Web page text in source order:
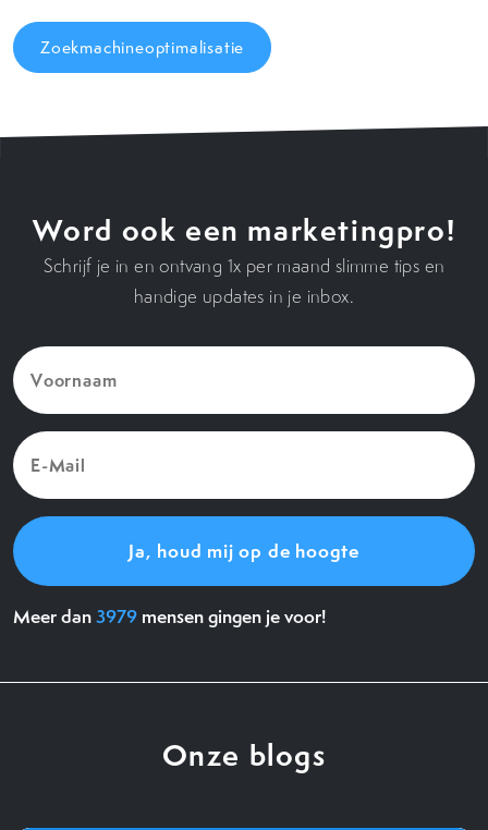
Zoekmachineoptimalisatie
Word ook een marketingpro!
Schrijf je in en ontvang 1x per maand slimme tips en
handige updates in je inbox.
Voornaam
(Vereist)
E-
Mail
(Vereist)
Meer dan3979 mensen gingen je voor!
Onze blogs